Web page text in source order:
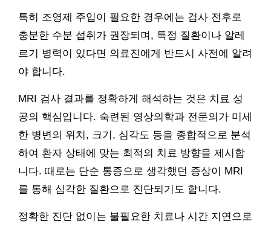
특히 조영제 주입이 필요한 경우에는 검사 전후로
충분한 수분 섭취가 권장되며, 특정 질환이나 알레
르기 병력이 있다면 의료진에게 반드시 사전에 알려
야 합니다.
MRI 검사 결과를 정확하게 해석하는 것은 치료 성
공의 핵심입니다. 숙련된 영상의학과 전문의가 미세
한 병변의 위치, 크기, 심각도 등을 종합적으로 분석
하여 환자 상태에 맞는 최적의 치료 방향을 제시합
니다. 때로는 단순 통증으로 생각했던 증상이 MRI
를 통해 심각한 질환으로 진단되기도 합니다.
정확한 진단 없이는 불필요한 치료나 시간 지연으로